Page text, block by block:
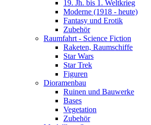
19. Jh. bis 1. Weltkrieg
Moderne (1918 - heute)
Fantasy und Erotik
Zubehör
Raumfahrt - Science Fiction
Raketen, Raumschiffe
Star Wars
Star Trek
Figuren
Dioramenbau
Ruinen und Bauwerke
Bases
Vegetation
Zubehör